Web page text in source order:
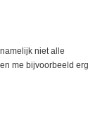
niet alle
me bijvoorbeeld erg